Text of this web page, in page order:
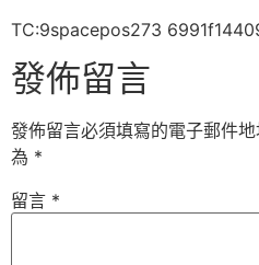
TC:9spacepos273
發佈留言
發佈留言必須填寫的電子郵件地
為 *
留言 *